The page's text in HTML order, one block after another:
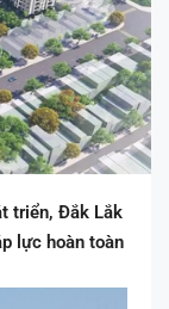
triển, Đắk Lắk
lực hoàn toàn